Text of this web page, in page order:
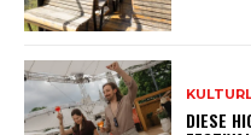
DIESE